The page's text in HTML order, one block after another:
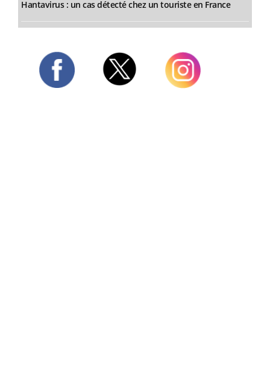
Hantavirus : un cas détecté chez un touriste en France